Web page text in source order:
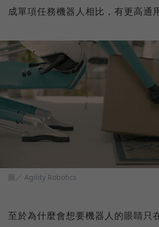
成單項任務機器人相比，有更高通
圖／ Agility Robotics
至於為什麼會想要機器人的眼睛只